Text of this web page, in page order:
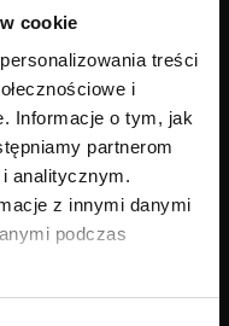
cookie
treści
i
Informacje o tym, jak
partnerom
analitycznym.
z innymi danymi
podczas
zlecenia?
przed